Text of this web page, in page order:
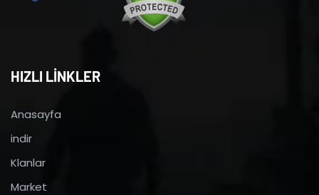
HIZLI LİNKLER
Anasayfa
indir
Klanlar
Market